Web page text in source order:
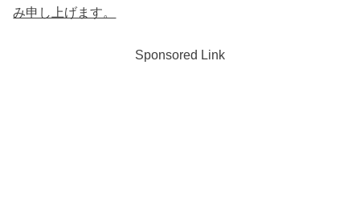
み申し上げます。
Sponsored Link